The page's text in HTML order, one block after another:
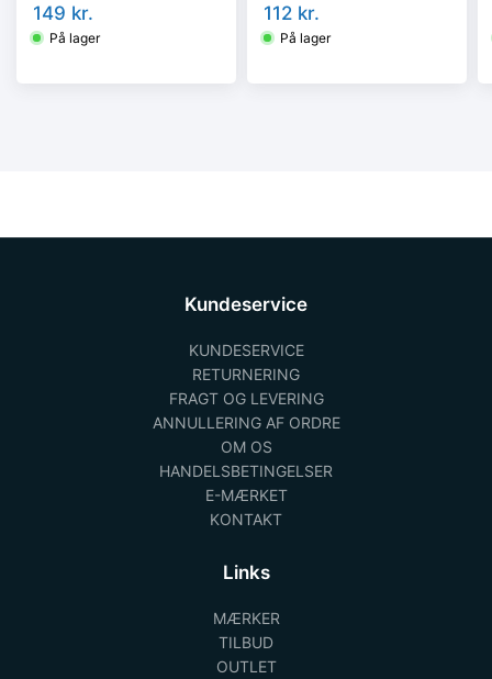
149 kr.
På lager
3/4''
112 kr.
På lager
Kundeservice
KUNDESERVICE
RETURNERING
FRAGT OG LEVERING
ANNULLERING AF ORDRE
OM OS
HANDELSBETINGELSER
E-MÆRKET
KONTAKT
Links
MÆRKER
TILBUD
OUTLET